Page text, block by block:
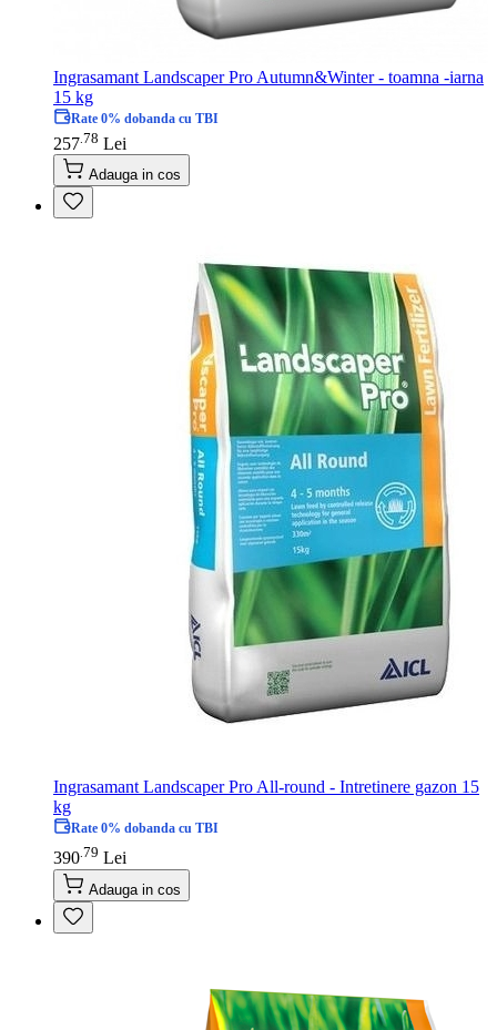
Ingrasamant Landscaper Pro Autumn&Winter - toamna -iarna
15 kg
Rate 0% dobanda cu TBI
257 78 Lei
Adauga in cos
Ingrasamant Landscaper Pro All-round - Intretinere gazon 15
kg
Rate 0% dobanda cu TBI
390 79 Lei
Adauga in cos